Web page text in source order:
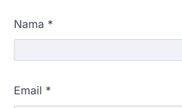
Nama *
Email *